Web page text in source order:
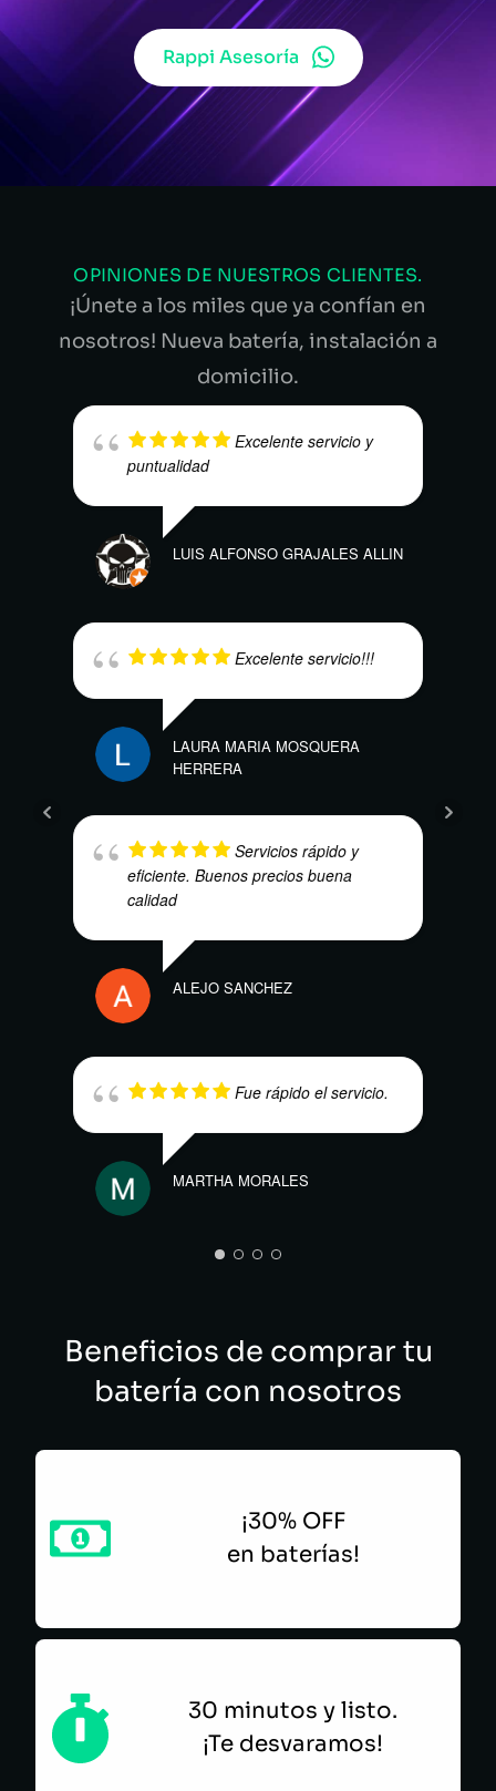
Rappi Asesoría
OPINIONES DE NUESTROS CLIENTES.
¡Únete a los miles que ya confían en
nosotros! Nueva batería, instalación a
domicilio.
Excelente servicio y
puntualidad
LUIS ALFONSO GRAJALES ALLIN
Excelente servicio!!!
LAURA MARIA MOSQUERA
HERRERA
Servicios rápido y
eficiente. Buenos precios buena
calidad
ALEJO SANCHEZ
Fue rápido el servicio.
MARTHA MORALES
Beneficios de comprar tu
batería con nosotros
¡30% OFF
en baterías!
30 minutos y listo.
¡Te desvaramos!